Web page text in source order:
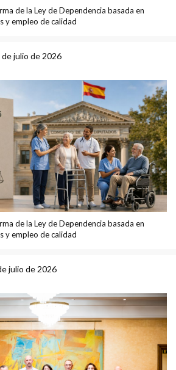
de la Ley de Dependencia basada en
y empleo de calidad
julio de 2026
de la Ley de Dependencia basada en
y empleo de calidad
julio de 2026